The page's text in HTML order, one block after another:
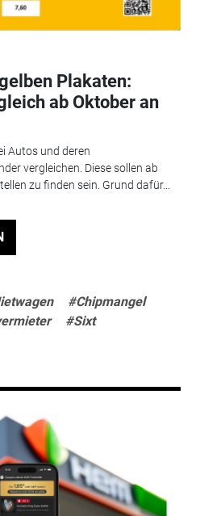
Plakaten:
ab Oktober an
Autos und deren
vergleichen. Diese sollen ab
zu finden sein. Grund dafür...
#Chipmangel
#Sixt